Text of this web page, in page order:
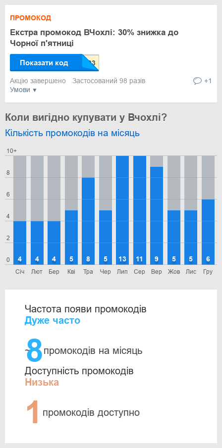
Умови
ПРОМОКОД
Екстра промокод ВЧохлі: 30% знижка до
Чорної п'ятниці
Показати код
Акцію завершено Застосований 98 разів +1
Коли вигідно купувати у Вчохлі?
Кількість промокодів на місяць
0
2
4
6
8
10+
Січ
4
Лют
4
Бер
4
Кві
5
Тра
8
Чер
5
Лип
13
Сер
11
Вер
9
Жов
5
Лис
5
Гру
6
Частота появи промокодів
Дуже часто
~
8промокодів на місяць
Доступність промокодів
Низька
1 промокодів доступно